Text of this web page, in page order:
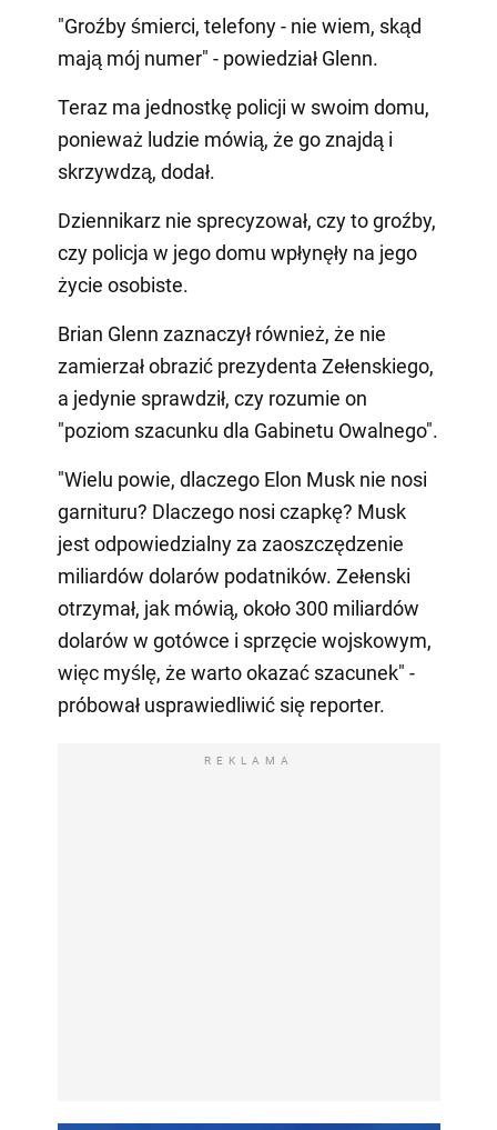
"Groźby śmierci, telefony - nie wiem, skąd
mają mój numer" - powiedział Glenn.
Teraz ma jednostkę policji w swoim domu,
ponieważ ludzie mówią, że go znajdą i
skrzywdzą, dodał.
Dziennikarz nie sprecyzował, czy to groźby,
czy policja w jego domu wpłynęły na jego
życie osobiste.
Brian Glenn zaznaczył również, że nie
zamierzał obrazić prezydenta Zełenskiego,
a jedynie sprawdził, czy rozumie on
"poziom szacunku dla Gabinetu Owalnego".
"Wielu powie, dlaczego Elon Musk nie nosi
garnituru? Dlaczego nosi czapkę? Musk
jest odpowiedzialny za zaoszczędzenie
miliardów dolarów podatników. Zełenski
otrzymał, jak mówią, około 300 miliardów
dolarów w gotówce i sprzęcie wojskowym,
więc myślę, że warto okazać szacunek" -
próbował usprawiedliwić się reporter.
REKLAMA